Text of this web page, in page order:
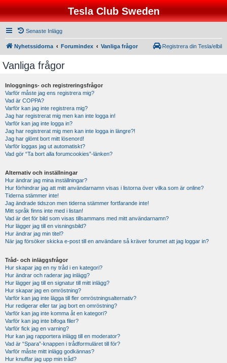
Tesla Club Sweden
Senaste Inlägg
Nyhetssidorna Forumindex Vanliga frågor Registrera din Tesla/elbil
Vanliga frågor
Inloggnings- och registreringsfrågor
Varför måste jag ens registrera mig?
Vad är COPPA?
Varför kan jag inte registrera mig?
Jag har registrerat mig men kan inte logga in!
Varför kan jag inte logga in?
Jag har registrerat mig men kan inte logga in längre?!
Jag har glömt bort mitt lösenord!
Varför loggas jag ut automatiskt?
Vad gör “Ta bort alla forumcookies”-länken?
Alternativ och inställningar
Hur ändrar jag mina inställningar?
Hur förhindrar jag att mitt användarnamn visas i listorna över vilka som är online?
Tiderna stämmer inte!
Jag ändrade tidszon men tiderna stämmer fortfarande inte!
Mitt språk finns inte med i listan!
Vad är det för bild som visas tillsammans med mitt användarnamn?
Hur lägger jag till en visningsbild?
Hur ändrar jag min titel?
När jag försöker skicka e-post till en användare så kräver forumet att jag loggar in?
Tråd- och inläggsfrågor
Hur skapar jag en ny tråd i en kategori?
Hur ändrar och raderar jag inlägg?
Hur lägger jag till en signatur till mitt inlägg?
Hur skapar jag en omröstning?
Varför kan jag inte lägga till fler omröstningsalternativ?
Hur redigerar eller tar jag bort en omröstning?
Varför kan jag inte komma åt en kategori?
Varför kan jag inte bifoga filer?
Varför fick jag en varning?
Hur kan jag rapportera inlägg till en moderator?
Vad är “Spara”-knappen i trådformuläret till för?
Varför måste mitt inlägg godkännas?
Hur knuffar jag upp min tråd?